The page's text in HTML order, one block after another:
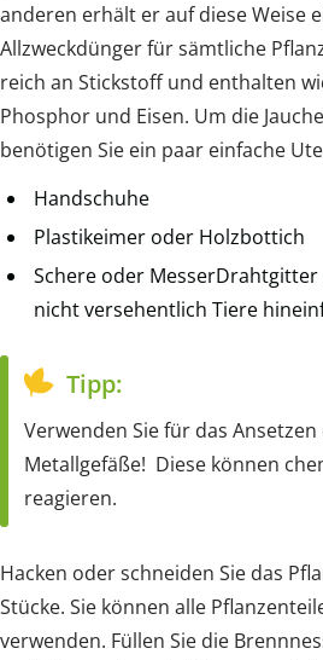
anderen erhält er auf diese Weise
Allzweckdünger für sämtliche
reich an Stickstoff und enthalten
Phosphor und Eisen. Um die
benötigen Sie ein paar einfache
Handschuhe
Plastikeimer oder Holzbottich
Schere oder
nicht versehentlich Tiere
Tipp:
Verwenden Sie für das Ansetzen
Metallgefäße! Diese können
reagieren.
Hacken oder schneiden Sie das
Stücke. Sie können alle
verwenden. Füllen Sie die